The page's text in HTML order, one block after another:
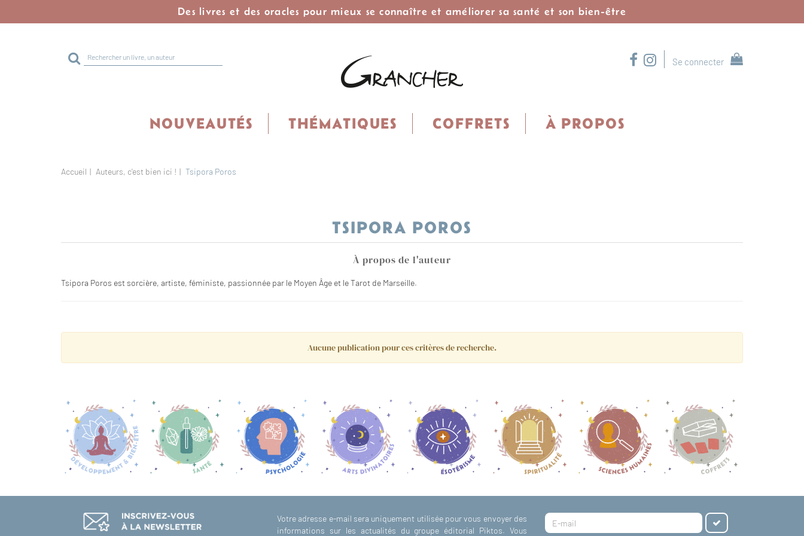
Des livres et des oracles pour mieux se connaître et améliorer sa santé et son bien-être
Rechercher
sur
Se connecter
NOUVEAUTÉS THÉMATIQUES COFFRETS À PROPOS
Accueil Auteurs, c'est bien ici ! Tsipora Poros
TSIPORA POROS
À propos de l'auteur
Tsipora Poros est sorcière, artiste, féministe, passionnée par le Moyen Âge et le Tarot de Marseille.
Aucune publication pour ces critères de recherche.
Votre adresse e-mail sera uniquement utilisée pour vous envoyer des
informations sur les actualités du groupe éditorial Piktos. Vous